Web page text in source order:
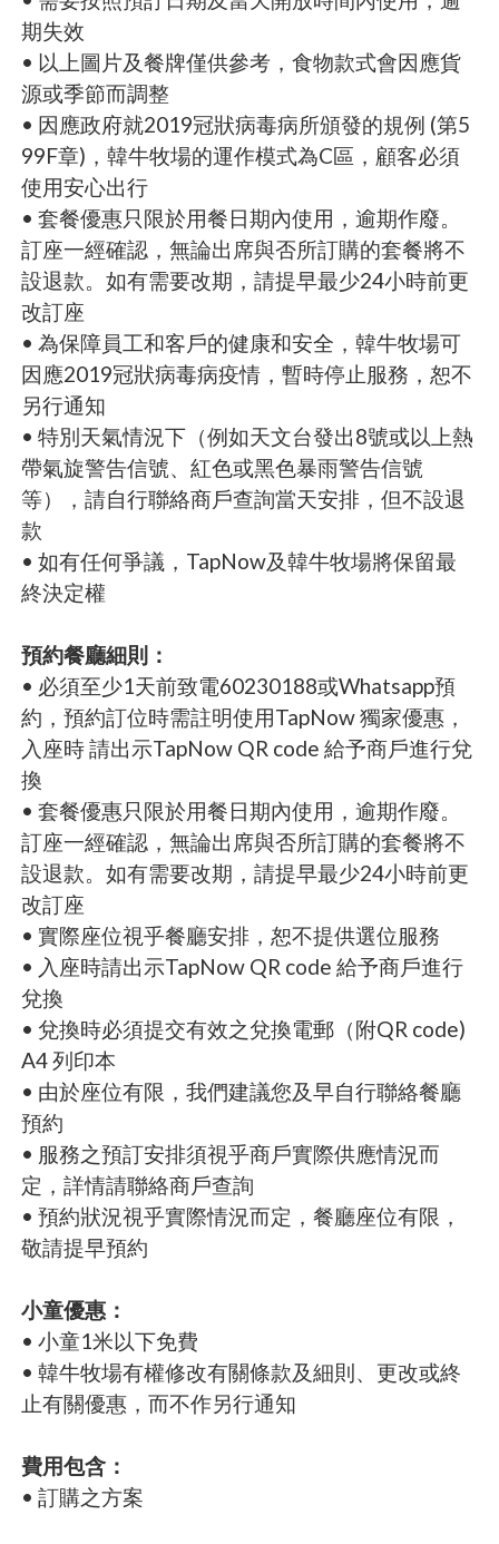
期失效
• 以上圖片及餐牌僅供參考，食物款式會因應貨
源或季節而調整
• 因應政府就2019冠狀病毒病所頒發的規例 (第5
99F章)，韓牛牧場的運作模式為C區，顧客必須
使用安心出行
• 套餐優惠只限於用餐日期內使用，逾期作廢。
訂座一經確認，無論出席與否所訂購的套餐將不
設退款。如有需要改期，請提早最少24小時前更
改訂座
• 為保障員工和客戶的健康和安全，韓牛牧場可
因應2019冠狀病毒病疫情，暫時停止服務，恕不
另行通知
• 特別天氣情況下（例如天文台發出8號或以上熱
帶氣旋警告信號、紅色或黑色暴雨警告信號
等），請自行聯絡商戶查詢當天安排，但不設退
款
• 如有任何爭議，TapNow及韓牛牧場將保留最
終決定權
預約餐廳細則：
• 必須至少1天前致電60230188或Whatsapp預
約，預約訂位時需註明使用TapNow 獨家優惠，
入座時 請出示TapNow QR code 給予商戶進行兌
換
• 套餐優惠只限於用餐日期內使用，逾期作廢。
訂座一經確認，無論出席與否所訂購的套餐將不
設退款。如有需要改期，請提早最少24小時前更
改訂座
• 實際座位視乎餐廳安排，恕不提供選位服務
• 入座時請出示TapNow QR code 給予商戶進行
兌換
• 兌換時必須提交有效之兌換電郵（附QR code)
A4 列印本
• 由於座位有限，我們建議您及早自行聯絡餐廳
預約
• 服務之預訂安排須視乎商戶實際供應情況而
定，詳情請聯絡商戶查詢
• 預約狀況視乎實際情況而定，餐廳座位有限，
敬請提早預約
小童優惠：
• 小童1米以下免費
• 韓牛牧場有權修改有關條款及細則、更改或終
止有關優惠，而不作另行通知
費用包含：
• 訂購之方案